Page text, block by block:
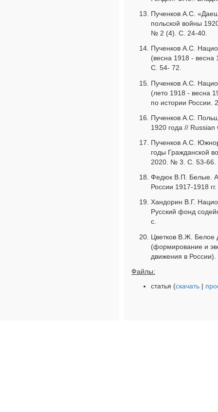
Пученков А.С.
польской войны
№ 2 (4). С. 24-40.
Пученков А.С.
(весна 1918 - весна
С. 54- 72.
Пученков А.С.
(лето 1918 - весна
по истории России.
Пученков А.С.
1920 года //
Пученков А.С.
годы Гражданской
2020. № 3. С. 53-66.
Федюк В.П. Белые.
России 1917-1918
Хандорин В.Г.
Русский фонд
с.
Цветков В.Ж. Белое
(формирование и
движения в
Файлы:
статья (скачать |